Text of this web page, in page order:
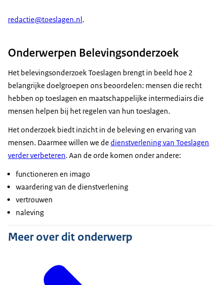
redactie@toeslagen.nl .
Onderwerpen Belevingsonderzoek
Het belevingsonderzoek Toeslagen brengt in beeld hoe 2
belangrijke doelgroepen ons beoordelen: mensen die recht
hebben op toeslagen en maatschappelijke intermediairs die
mensen helpen bij het regelen van hun toeslagen.
Het onderzoek biedt inzicht in de beleving en ervaring van
mensen. Daarmee willen we de dienstverlening van Toeslagen
verder verbeteren. Aan de orde komen onder andere:
functioneren en imago
waardering van de dienstverlening
vertrouwen
naleving
Meer over dit onderwerp